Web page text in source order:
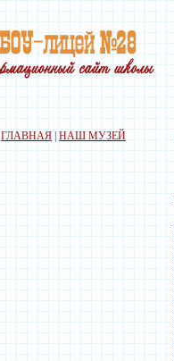
ГЛАВНАЯ НАШ МУЗЕЙ